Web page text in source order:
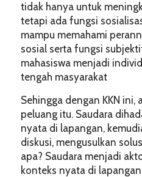
tidak hanya untuk
tetapi ada fungsi
mampu memahami
sosial serta fungsi
mahasiswa menjadi
tengah masyarakat
Sehingga dengan KKN
peluang itu. Saudara
nyata di lapangan,
diskusi, mengusulkan
apa? Saudara menjadi
konteks nyata di